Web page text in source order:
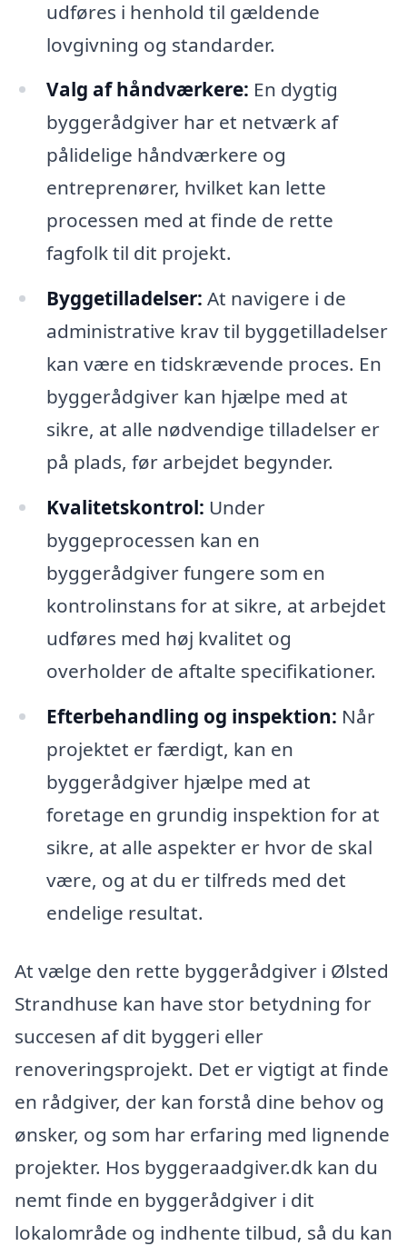
udføres i henhold til gældende
lovgivning og standarder.
Valg af håndværkere: En dygtig
byggerådgiver har et netværk af
pålidelige håndværkere og
entreprenører, hvilket kan lette
processen med at finde de rette
fagfolk til dit projekt.
Byggetilladelser: At navigere i de
administrative krav til byggetilladelser
kan være en tidskrævende proces. En
byggerådgiver kan hjælpe med at
sikre, at alle nødvendige tilladelser er
på plads, før arbejdet begynder.
Kvalitetskontrol: Under
byggeprocessen kan en
byggerådgiver fungere som en
kontrolinstans for at sikre, at arbejdet
udføres med høj kvalitet og
overholder de aftalte specifikationer.
Efterbehandling og inspektion: Når
projektet er færdigt, kan en
byggerådgiver hjælpe med at
foretage en grundig inspektion for at
sikre, at alle aspekter er hvor de skal
være, og at du er tilfreds med det
endelige resultat.
At vælge den rette byggerådgiver i Ølsted
Strandhuse kan have stor betydning for
succesen af dit byggeri eller
renoveringsprojekt. Det er vigtigt at finde
en rådgiver, der kan forstå dine behov og
ønsker, og som har erfaring med lignende
projekter. Hos byggeraadgiver.dk kan du
nemt finde en byggerådgiver i dit
lokalområde og indhente tilbud, så du kan